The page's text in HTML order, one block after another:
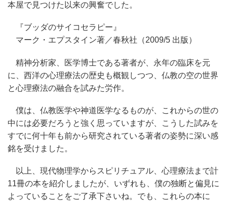
本屋で見つけた以来の興奮でした。
『ブッダのサイコセラピー』
マーク・エプスタイン著／春秋社（2009/5 出版）
精神分析家、医学博士である著者が、永年の臨床を元
に、西洋の心理療法の歴史も概観しつつ、仏教の空の世界
と心理療法の融合を試みた労作。
僕は、仏教医学や神道医学なるものが、これからの世の
中には必要だろうと強く思っていますが、こうした試みを
すでに何十年も前から研究されている著者の姿勢に深い感
銘を受けました。
以上、現代物理学からスピリチュアル、心理療法まで計
11冊の本を紹介しましたが、いずれも、僕の独断と偏見に
よっていることをご了承下さいね。でも、これらの本に